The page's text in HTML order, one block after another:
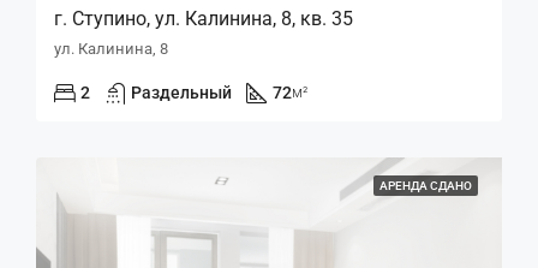
г. Ступино, ул. Калинина, 8, кв. 35
ул. Калинина, 8
2 Раздельный 72м²
АРЕНДА СДАНО